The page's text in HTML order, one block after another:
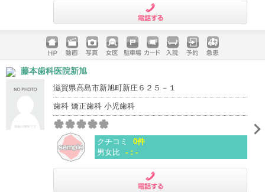
ホームペ
ージ
動画 写真 女医 駐車場
クレジッ
入院 予約 急患
藤本歯科医院新旭
滋賀県高島市新旭町新庄６２５－１
歯科 矯正歯科 小児歯科
クチコミ
0件
男女比 -：-